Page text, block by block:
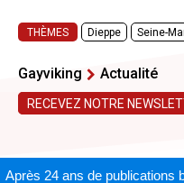
THÈMES Dieppe Seine-
Gayviking Actualité
RECEVEZ NOTRE